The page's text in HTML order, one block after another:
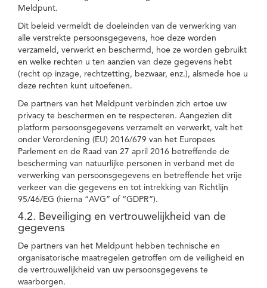
Meldpunt.
Dit beleid vermeldt de doeleinden van de verwerking van
alle verstrekte persoonsgegevens, hoe deze worden
verzameld, verwerkt en beschermd, hoe ze worden gebruikt
en welke rechten u ten aanzien van deze gegevens hebt
(recht op inzage, rechtzetting, bezwaar, enz.), alsmede hoe u
deze rechten kunt uitoefenen.
De partners van het Meldpunt verbinden zich ertoe uw
privacy te beschermen en te respecteren. Aangezien dit
platform persoonsgegevens verzamelt en verwerkt, valt het
onder Verordening (EU) 2016/679 van het Europees
Parlement en de Raad van 27 april 2016 betreffende de
bescherming van natuurlijke personen in verband met de
verwerking van persoonsgegevens en betreffende het vrije
verkeer van die gegevens en tot intrekking van Richtlijn
95/46/EG (hierna “AVG” of “GDPR”).
4.2. Beveiliging en vertrouwelijkheid van de
gegevens
De partners van het Meldpunt hebben technische en
organisatorische maatregelen getroffen om de veiligheid en
de vertrouwelijkheid van uw persoonsgegevens te
waarborgen.